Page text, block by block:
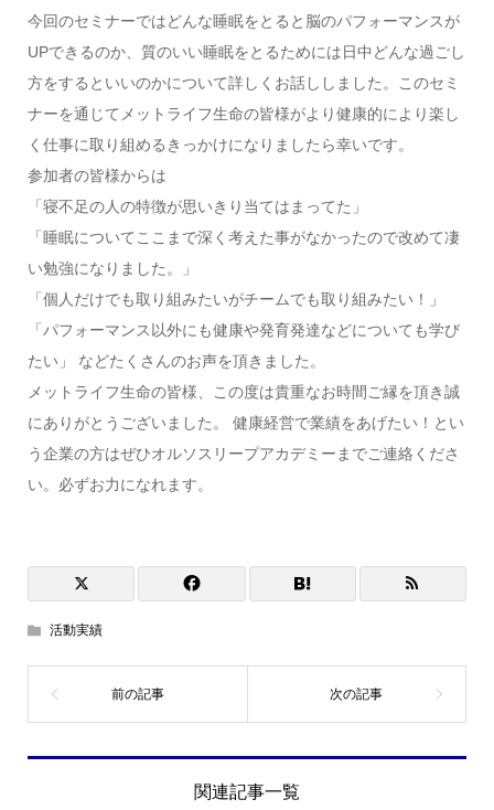
今回のセミナーではどんな睡眠をとると脳のパフォーマンスが
UPできるのか、質のいい睡眠をとるためには日中どんな過ごし
方をするといいのかについて詳しくお話ししました。このセミ
ナーを通じてメットライフ生命の皆様がより健康的により楽し
く仕事に取り組めるきっかけになりましたら幸いです。
参加者の皆様からは
「寝不足の人の特徴が思いきり当てはまってた」
「睡眠についてここまで深く考えた事がなかったので改めて凄
い勉強になりました。」
「個人だけでも取り組みたいがチームでも取り組みたい！」
「パフォーマンス以外にも健康や発育発達などについても学び
たい」 などたくさんのお声を頂きました。
メットライフ生命の皆様、この度は貴重なお時間ご縁を頂き誠
にありがとうございました。 健康経営で業績をあげたい！とい
う企業の方はぜひオルソスリープアカデミーまでご連絡くださ
い。必ずお力になれます。
活動実績
関連記事一覧